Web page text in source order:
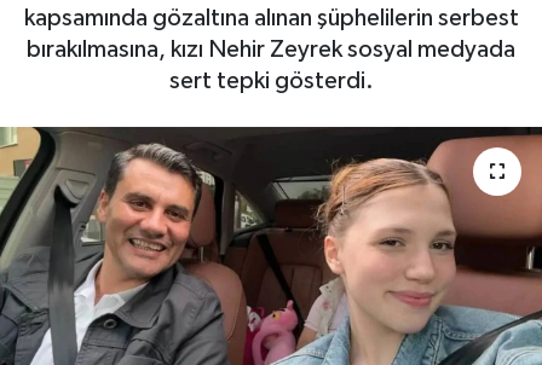
kapsamında gözaltına alınan şüphelilerin serbest
bırakılmasına, kızı Nehir Zeyrek sosyal medyada
sert tepki gösterdi.
www.manset.com.tr
Teknoloji
Haber Arşivi